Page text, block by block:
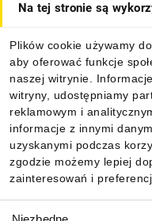
Na tej stronie są
Plików cookie używamy
aby oferować funkcje
naszej witrynie.
witryny, udostępniamy
reklamowym i
informacje z innymi
uzyskanymi podczas
zgodzie możemy lepiej
zainteresowań i
Informacje
Pobierz